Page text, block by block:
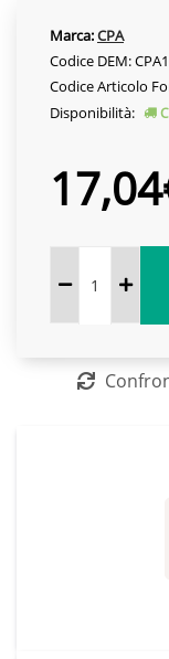
Marca:CPA
Codice DEM:
Codice Articolo
Disponibilità: